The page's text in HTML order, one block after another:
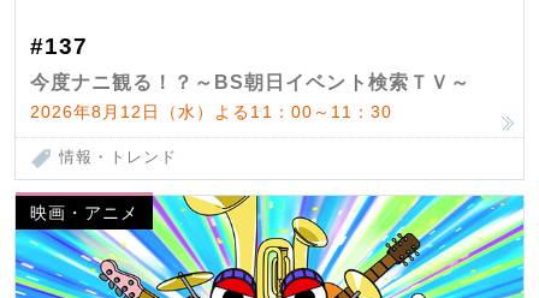
#137
今度ナニ観る！？～BS朝日イベント検索ＴＶ～
2026年8月12日（水）よる11：00～11：30
情報・トレンド
映画・アニメ